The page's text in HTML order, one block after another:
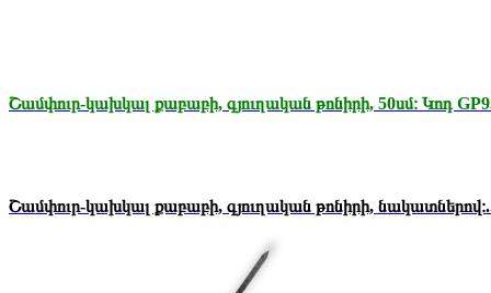
Շամփուր-կախկալ քաբաբի, գյուղական թոնիրի, 50սմ։ Կոդ
Շամփուր-կախկալ քաբաբի, գյուղական թոնիրի,